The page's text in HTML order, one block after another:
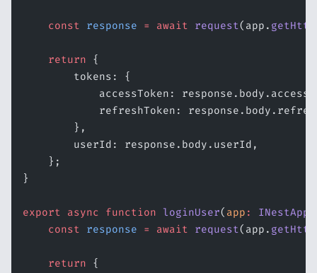
    const
response = await request(app.
    return
{
        tokens: {
accessToken:
refreshToken:
        },
        userId: response.body.userId,
    };
}
export async function loginUser( app :
    const
response = await request(app.
    return
{